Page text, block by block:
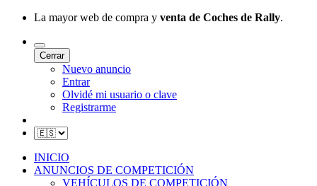
La mayor web de compra y venta de Coches de Rally.
Cerrar
Nuevo anuncio
Entrar
Olvidé mi usuario o clave
Registrarme
INICIO
ANUNCIOS DE COMPETICIÓN
VEHÍCULOS DE COMPETICIÓN